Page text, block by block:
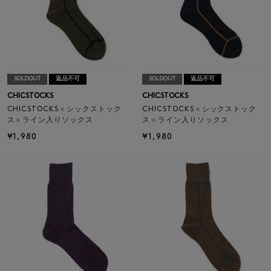
SOLDOUT 返品不可
CHICSTOCKS
CHICSTOCKS＜シックストック
ス＞ライン入りソックス
¥1,980
SOLDOUT 返品不可
CHICSTOCKS
CHICSTOCKS＜シックストック
ス＞ライン入りソックス
¥1,980